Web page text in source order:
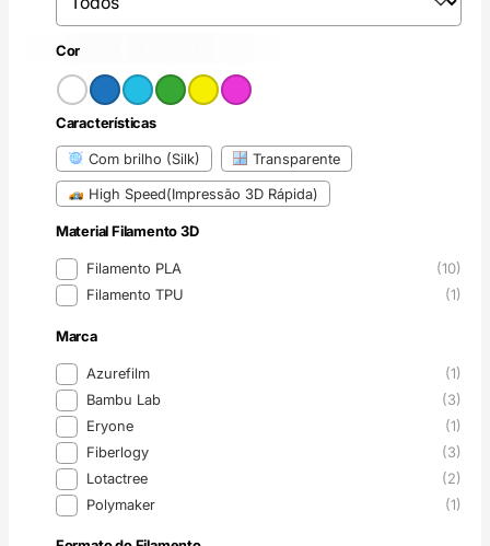
Cor
Cor
BrancoAzul
Características
Características
Com brilho (Silk)
Transparente
High Speed(Impressão 3D Rápida)
Material Filamento 3D
Material Filamento 3D
Filamento PLA
(10)
Filamento TPU
(1)
Marca
MarcaAzurefilm
(1)
Bambu Lab
(3)
Eryone
(1)
Fiberlogy
(3)
Lotactree
(2)
Polymaker
(1)